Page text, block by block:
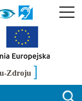
Zdroju ]